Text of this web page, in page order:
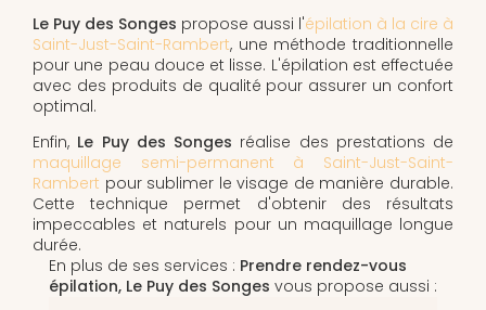
Le Puy des Songes propose aussi l'épilation à la cire à
Saint-Just-Saint-Rambert, une méthode traditionnelle
pour une peau douce et lisse. L'épilation est effectuée
avec des produits de qualité pour assurer un confort
optimal.
Enfin, Le Puy des Songes réalise des prestations de
maquillage semi-permanent à Saint-Just-Saint-
Rambert pour sublimer le visage de manière durable.
Cette technique permet d'obtenir des résultats
impeccables et naturels pour un maquillage longue
durée.
En plus de ses services : Prendre rendez-vous
épilation, Le Puy des Songes vous propose aussi :